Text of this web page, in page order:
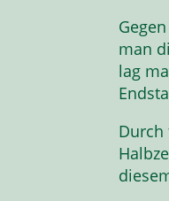
man
lag
Durch